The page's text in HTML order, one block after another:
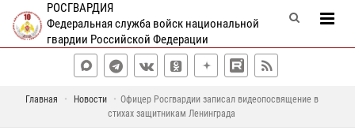
РОСГВАРДИЯ
Федеральная служба войск национальной
гвардии Российской Федерации
Главная Новости
Офицер Росгвардии записал видеопосвящение в
стихах защитникам Ленинграда